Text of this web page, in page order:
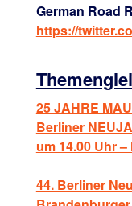
German Road
https://
25 JAHRE
Berliner
um 14.00 Uhr
44. Berliner